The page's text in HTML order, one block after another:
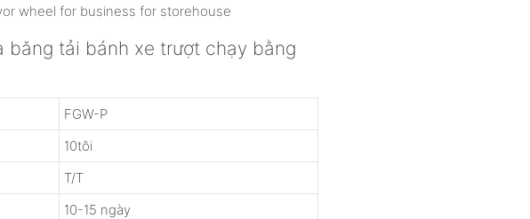
băng tải bánh xe trượt chạy bằng
FGW-P
10tôi
T/T
10-15 ngày